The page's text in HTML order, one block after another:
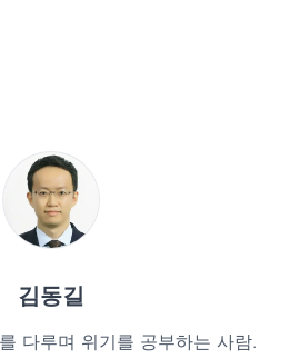
김동길
다루며 위기를 공부하는 사람.